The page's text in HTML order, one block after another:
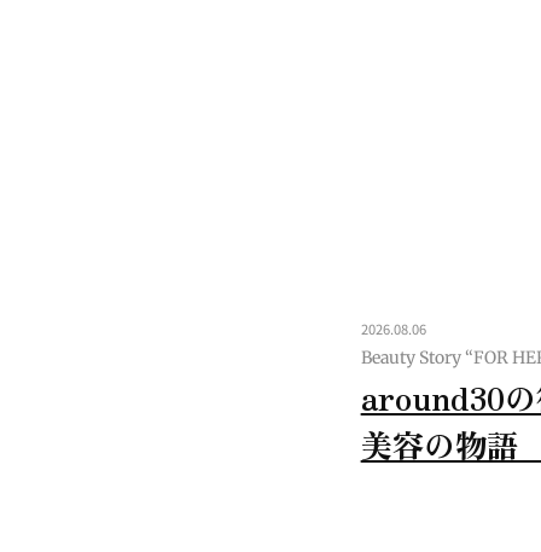
2026.08.06
Beauty Story “FOR
around30の
美容の物